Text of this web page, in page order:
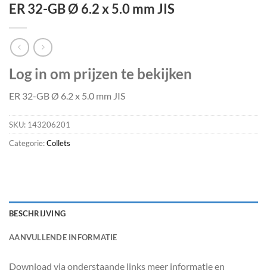
ER 32-GB Ø 6.2 x 5.0 mm JIS
Log in om prijzen te bekijken
ER 32-GB Ø 6.2 x 5.0 mm JIS
SKU: 143206201
Categorie:Collets
BESCHRIJVING
AANVULLENDE INFORMATIE
Download via onderstaande links meer informatie en